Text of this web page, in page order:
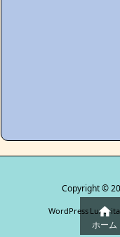
Copyright ©
WordPress 
ホーム